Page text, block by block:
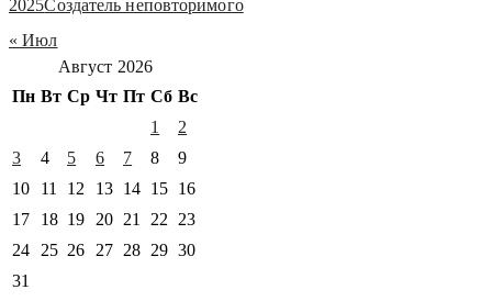
2025Создатель неповторимого
« Июл
Август 2026
Пн Вт Ср Чт Пт Сб Вс
1
2
3
4 5 6 7 8
9
10
11 12 13 14 15 16
17
18 19 20 21 22
23
24
25 26 27 28 29 30
31